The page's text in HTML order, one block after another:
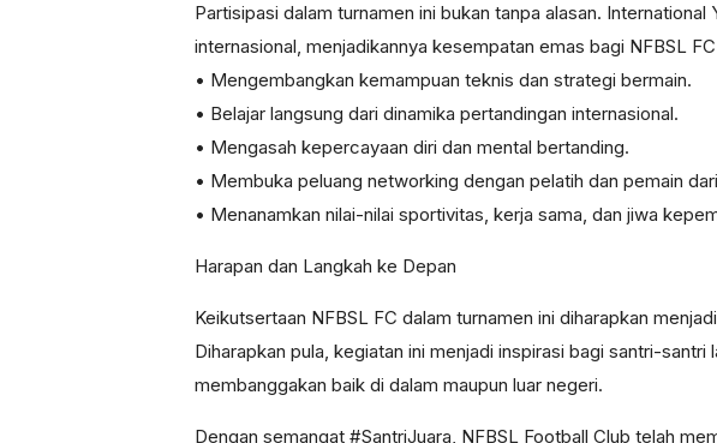
Partisipasi dalam turnamen ini bukan tanpa alasan.
internasional, menjadikannya kesempatan emas bagi NFBSL
• Mengembangkan kemampuan teknis dan strategi bermain.
• Belajar langsung dari dinamika pertandingan internasional.
• Mengasah kepercayaan diri dan mental bertanding.
• Membuka peluang networking dengan pelatih dan pemain
• Menanamkan nilai-nilai sportivitas, kerja sama, dan jiwa
Harapan dan Langkah ke Depan
Keikutsertaan NFBSL FC dalam turnamen ini diharapkan
Diharapkan pula, kegiatan ini menjadi inspirasi bagi santri-
membanggakan baik di dalam maupun luar negeri.
Dengan semangat #SantriJuara, NFBSL Football Club telah